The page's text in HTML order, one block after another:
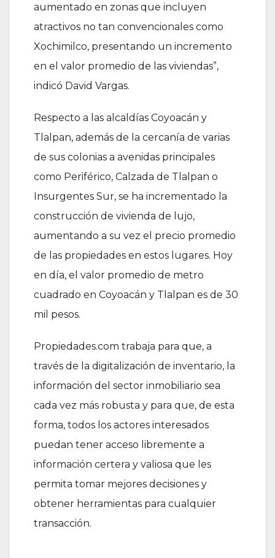
aumentado en zonas que incluyen
atractivos no tan convencionales como
Xochimilco, presentando un incremento
en el valor promedio de las viviendas”,
indicó David Vargas.
Respecto a las alcaldías Coyoacán y
Tlalpan, además de la cercanía de varias
de sus colonias a avenidas principales
como Periférico, Calzada de Tlalpan o
Insurgentes Sur, se ha incrementado la
construcción de vivienda de lujo,
aumentando a su vez el precio promedio
de las propiedades en estos lugares. Hoy
en día, el valor promedio de metro
cuadrado en Coyoacán y Tlalpan es de 30
mil pesos.
Propiedades.com trabaja para que, a
través de la digitalización de inventario, la
información del sector inmobiliario sea
cada vez más robusta y para que, de esta
forma, todos los actores interesados
puedan tener acceso libremente a
información certera y valiosa que les
permita tomar mejores decisiones y
obtener herramientas para cualquier
transacción.